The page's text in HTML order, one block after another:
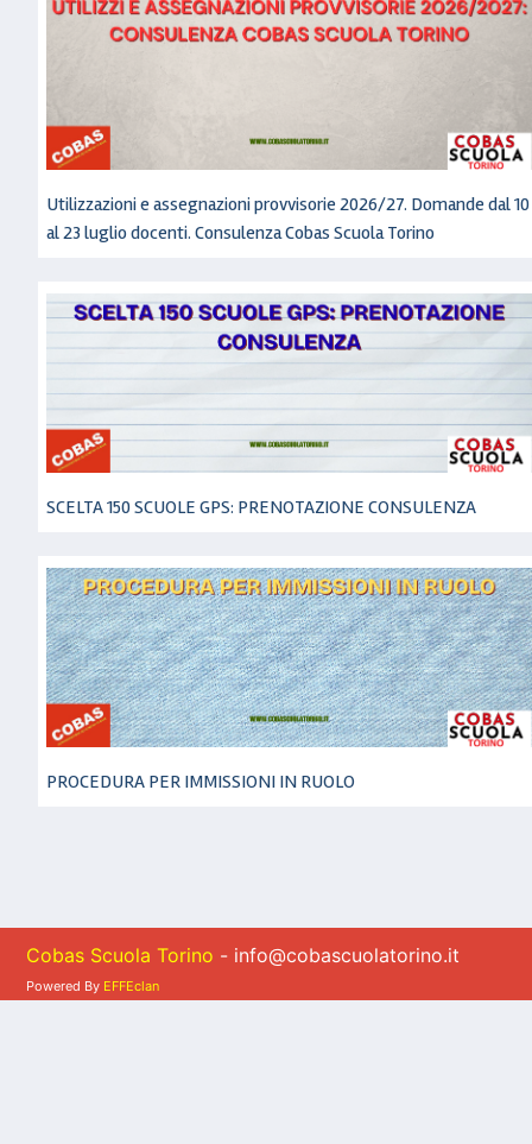
Utilizzazioni e assegnazioni provvisorie 2026/27. Domande dal 10
al 23 luglio docenti. Consulenza Cobas Scuola Torino
SCELTA 150 SCUOLE GPS: PRENOTAZIONE CONSULENZA
PROCEDURA PER IMMISSIONI IN RUOLO
Cobas Scuola Torino - info@cobascuolatorino.it
Powered By EFFEclan